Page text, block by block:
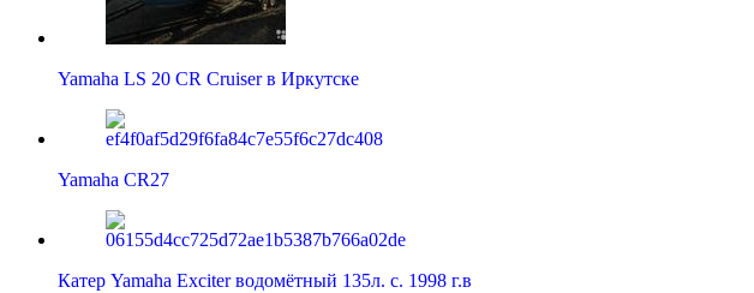
Yamaha LS 20 CR Cruiser в Иркутске
Yamaha CR27
Катер Yamaha Exciter водомётный 135л. с. 1998 г.в